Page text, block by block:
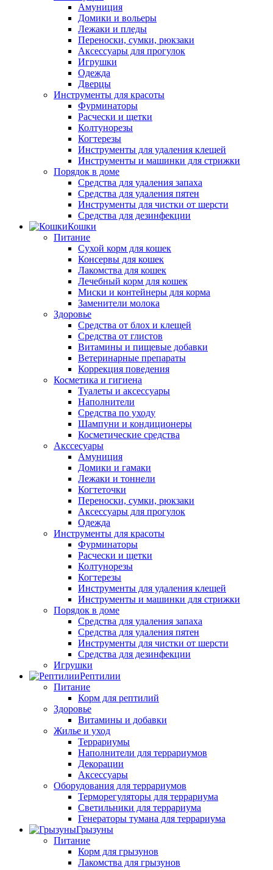
Амуниция
Домики и вольеры
Лежаки и пледы
Переноски, сумки, рюкзаки
Аксессуары для прогулок
Игрушки
Одежда
Дверцы
Инструменты для красоты
Фурминаторы
Расчески и щетки
Колтунорезы
Когтерезы
Инструменты для удаления клещей
Инструменты и машинки для стрижки
Порядок в доме
Средства для удаления запаха
Средства для удаления пятен
Инструменты для чистки от шерсти
Средства для дезинфекции
Кошки
Питание
Сухой корм для кошек
Консервы для кошек
Лакомства для кошек
Лечебный корм для кошек
Миски и контейнеры для корма
Заменители молока
Здоровье
Средства от блох и клещей
Средства от глистов
Витамины и пищевые добавки
Ветеринарные препараты
Коррекция поведения
Косметика и гигиена
Туалеты и аксессуары
Наполнители
Средства по уходу
Шампуни и кондиционеры
Косметические средства
Акссесуары
Амуниция
Домики и гамаки
Лежаки и тоннели
Когтеточки
Переноски, сумки, рюкзаки
Аксессуары для прогулок
Одежда
Инструменты для красоты
Фурминаторы
Расчески и щетки
Колтунорезы
Когтерезы
Инструменты для удаления клещей
Инструменты и машинки для стрижки
Порядок в доме
Средства для удаления запаха
Средства для удаления пятен
Инструменты для чистки от шерсти
Средства для дезинфекции
Игрушки
Рептилии
Питание
Корм для рептилий
Здоровье
Витамины и добавки
Жилье и уход
Террариумы
Наполнители для террариумов
Декорации
Аксессуары
Оборудования для террариумов
Терморегуляторы для террариума
Светильники для террариума
Генераторы тумана для террариума
Грызуны
Питание
Корм для грызунов
Лакомства для грызунов